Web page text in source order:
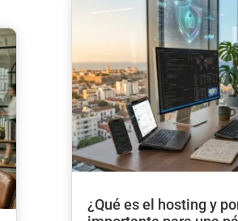
¿Qué es el hosting y